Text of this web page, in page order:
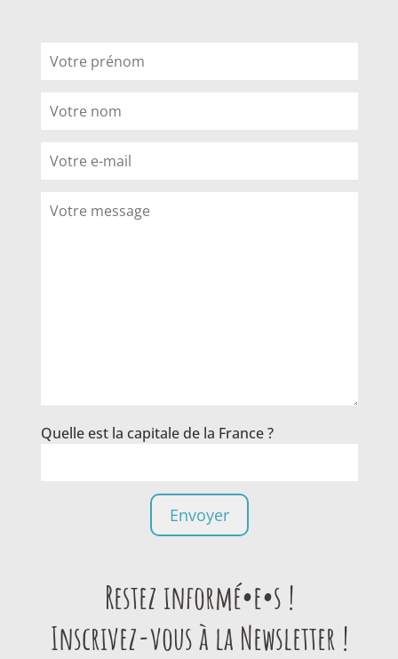
Quelle est la capitale de la France ?
Restez informé•e•s !
Inscrivez-vous à la Newsletter !